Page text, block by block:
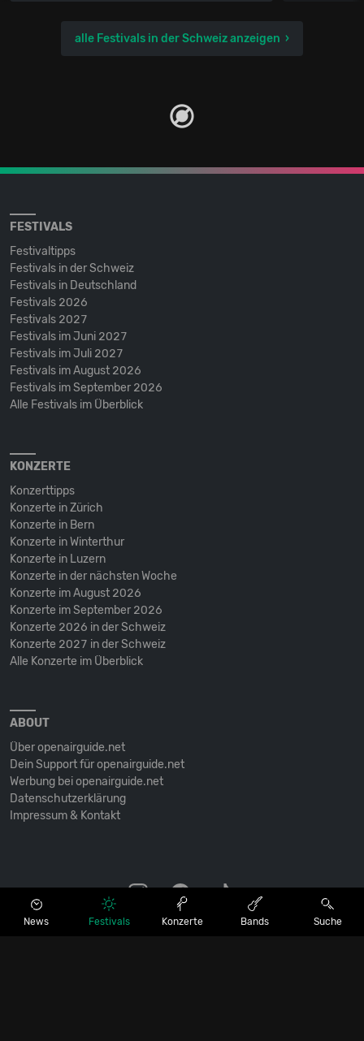
News Festivals Konzerte Bands Suche
alle Festivals in der Schweiz anzeigen
FESTIVALS
Festivaltipps
Festivals in der Schweiz
Festivals in Deutschland
Festivals 2026
Festivals 2027
Festivals im Juni 2027
Festivals im Juli 2027
Festivals im August 2026
Festivals im September 2026
Alle Festivals im Überblick
KONZERTE
Konzerttipps
Konzerte in Zürich
Konzerte in Bern
Konzerte in Winterthur
Konzerte in Luzern
Konzerte in der nächsten Woche
Konzerte im August 2026
Konzerte im September 2026
Konzerte 2026 in der Schweiz
Konzerte 2027 in der Schweiz
Alle Konzerte im Überblick
ABOUT
Über openairguide.net
Dein Support für openairguide.net
Werbung bei openairguide.net
Datenschutz­erklärung
Impressum & Kontakt